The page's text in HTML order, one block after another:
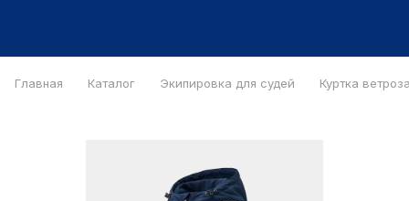
Главная Каталог Экипировка для судей Куртка